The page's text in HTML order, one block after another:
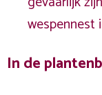
wespennest
In de